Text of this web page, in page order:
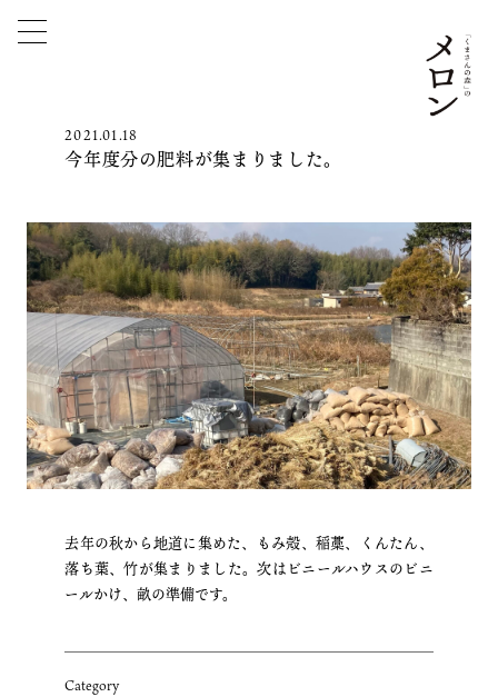
2021.01.18
今年度分の肥料が集まりました。
去年の秋から地道に集めた、もみ殻、稲藁、くんたん、
落ち葉、竹が集まりました。次はビニールハウスのビニ
ールかけ、畝の準備です。
Category